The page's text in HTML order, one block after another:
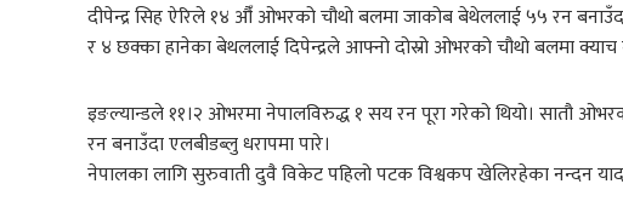
दीपेन्द्र सिह ऐरिले १४ औँ ओभरको चौथो बलमा जाकोब बेथेललाई ५५ रन
र ४ छक्का हानेका बेथललाई दिपेन्द्रले आफ्नो दोस्रो ओभरको चौथो बलमा
इङल्यान्डले ११।२ ओभरमा नेपालविरुद्ध १ सय रन पूरा गरेको थियो। सातौ
रन बनाउँदा एलबीडब्लु धरापमा पारे।
नेपालका लागि सुरुवाती दुवै विकेट पहिलो पटक विश्वकप खेलिरहेका नन्दन